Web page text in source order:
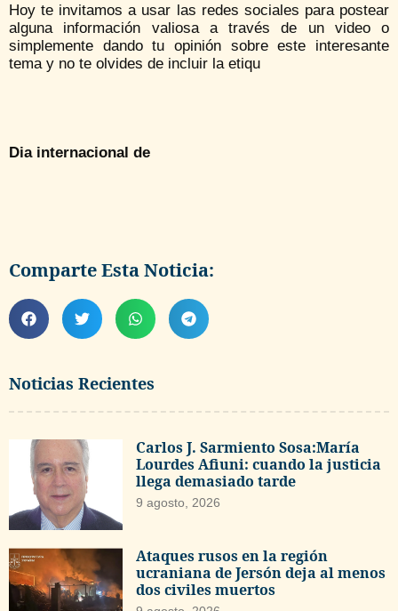
Noticias Recientes
Carlos J. Sarmiento Sosa:María
Lourdes Afiuni: cuando la justicia
llega demasiado tarde
9 agosto, 2026
Ataques rusos en la región
ucraniana de Jersón deja al menos
dos civiles muertos
Hoy te invitamos a usar las redes sociales para postear
alguna información valiosa a través de un video o
simplemente dando tu opinión sobre este interesante
tema y no te olvides de incluir la etiqu
Dia internacional de
Comparte Esta Noticia: